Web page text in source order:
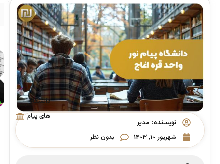
نویسنده: مدیر
شهریور ۱۰, ۱۴۰۳
بدون نظر
دانشگاه
های پیام